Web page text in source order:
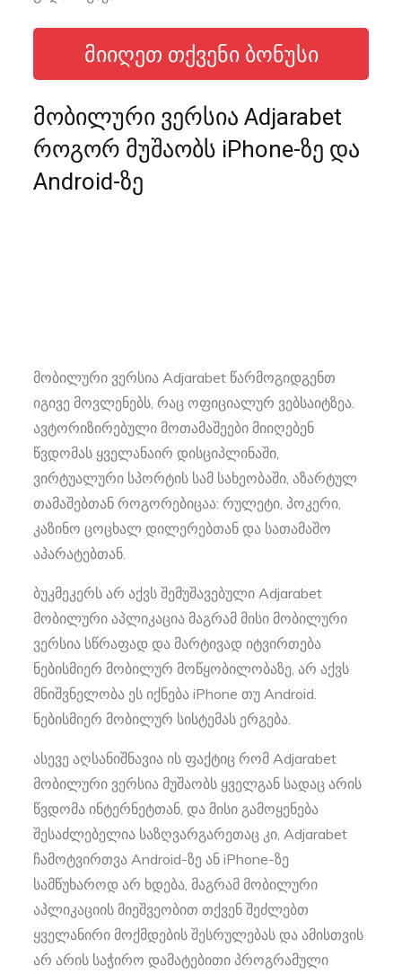
ᲛᲘᲘᲦᲔᲗ ᲗᲥᲕᲔᲜᲘ ᲑᲝᲜᲣᲡᲘ
მობილური ვერსია Adjarabet
როგორ მუშაობს iPhone-ზე და
Android-ზე
მობილური ვერსია Adjarabet წარმოგიდგენთ
იგივე მოვლენებს, რაც ოფიციალურ ვებსაიტზეა.
ავტორიზირებული მოთამაშეები მიიღებენ
წვდომას ყველანაირ დისციპლინაში,
ვირტუალური სპორტის სამ სახეობაში, აზარტულ
თამაშებთან როგორებიცაა: რულეტი, პოკერი,
კაზინო ცოცხალ დილერებთან და სათამაშო
აპარატებთან.
ბუკმეკერს არ აქვს შემუშავებული Adjarabet
მობილური აპლიკაცია მაგრამ მისი მობილური
ვერსია სწრაფად და მარტივად იტვირთება
ნებისმიერ მობილურ მოწყობილობაზე, არ აქვს
მნიშვნელობა ეს იქნება iPhone თუ Android.
ნებისმიერ მობილურ სისტემას ერგება.
ასევე აღსანიშნავია ის ფაქტიც რომ Adjarabet
მობილური ვერსია მუშაობს ყველგან სადაც არის
წვდომა ინტერნეტთან, და მისი გამოყენება
შესაძლებელია საზღვარგარეთაც კი, Adjarabet
ჩამოტვირთვა Android-ზე ან iPhone-ზე
სამწუხაროდ არ ხდება, მაგრამ მობილური
აპლიკაციის მიეშვეობით თქვენ შეძლებთ
ყველანირი მოქმდების შესრულებას და ამისთვის
არ არის საჭირო დამატებითი პროგრამული